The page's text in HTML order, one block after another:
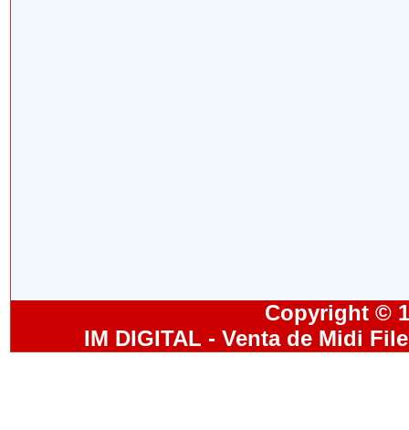
Copyright ©
IM DIGITAL - Venta de Midi